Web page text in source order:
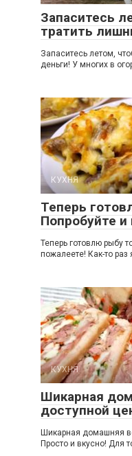
Запаситесь
тратить
Запаситесь летом,
деньги! У многих в
КУХНЯ
Теперь
Попробуйте
Теперь готовлю рыбу
пожалеете! Как-то раз
КУХНЯ
Шикарная
доступной
Шикарная домашняя
Просто и вкусно! Для